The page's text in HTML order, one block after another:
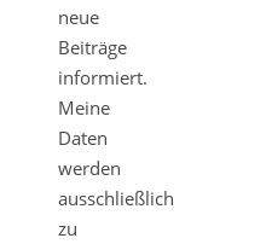
neue
Beiträge
informiert.
Meine
Daten
werden
ausschließlich
zu